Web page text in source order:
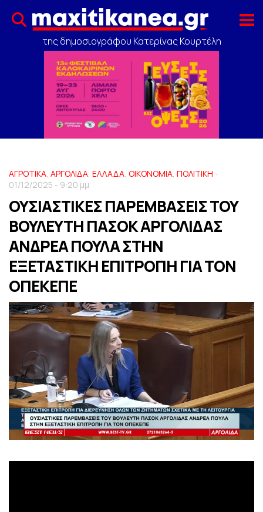
της δημοσιογράφου Κατερίνας Κουρτέλη
ΑΓΡΟΤΙΚΑ, ΑΡΓΟΛΙΔΑ, ΕΛΛΑΔΑ, ΟΙΚΟΝΟΜΙΑ, ΠΟΛΙΤΙΚΗ -
01/12/2025 - 9:20 μμ
ΟΥΣΙΑΣΤΙΚΕΣ ΠΑΡΕΜΒΑΣΕΙΣ ΤΟΥ
ΒΟΥΛΕΥΤΗ ΠΑΣΟΚ ΑΡΓΟΛΙΔΑΣ
ΑΝΔΡΕΑ ΠΟΥΛΑ ΣΤΗΝ
ΕΞΕΤΑΣΤΙΚΗ ΕΠΙΤΡΟΠΗ ΓΙΑ ΤΟΝ
ΟΠΕΚΕΠΕ